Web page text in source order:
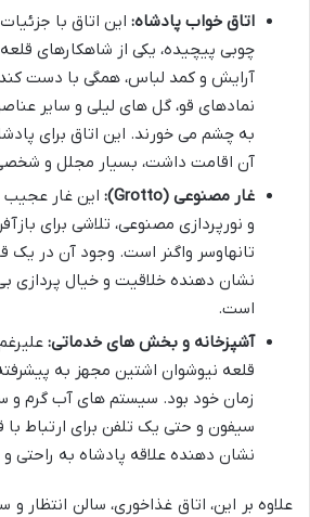
اتاق خواب پادشاه: این اتاق با
چوبی پیچیده، یکی از شاهکارهای
آرایش و کمد لباس، همگی با دست
نمادهای قو، گل های لیلی و سایر
به چشم می خورند. این اتاق برای
آن اقامت داشت، بسیار مجلل و
غار مصنوعی (Grotto):
این غار عجیب
و نورپردازی مصنوعی، تلاشی برای
تانهاوسر واگنر است. وجود آن در یک
نشان دهنده خلاقیت و خیال پردازی
است.
آشپزخانه و بخش های خدماتی:
قلعه نیوشوان اشتین مجهز به
زمان خود بود. سیستم های آب گرم و
سیفون و حتی یک تلفن برای ارتباط با
نشان دهنده علاقه پادشاه به راحتی و
علاوه بر این، اتاق غذاخوری، سالن انتظار